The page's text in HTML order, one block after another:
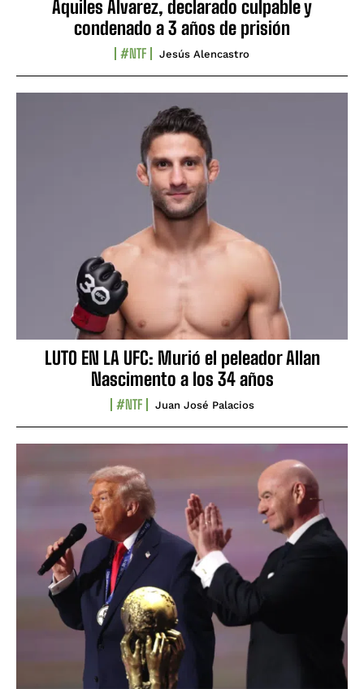
Aquiles Álvarez, declarado culpable y
condenado a 3 años de prisión
#NTF Jesús Alencastro
LUTO EN LA UFC: Murió el peleador Allan
Nascimento a los 34 años
#NTF Juan José Palacios